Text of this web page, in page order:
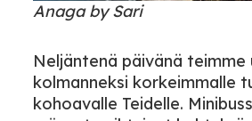
Anaga by Sari
Neljäntenä päivänä
kolmanneksi korkeimmalle
kohoavalle Teidelle.